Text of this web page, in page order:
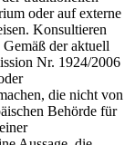
oder auf externe
Konsultieren
der aktuell
Nr. 1924/2006
die nicht von
Behörde für